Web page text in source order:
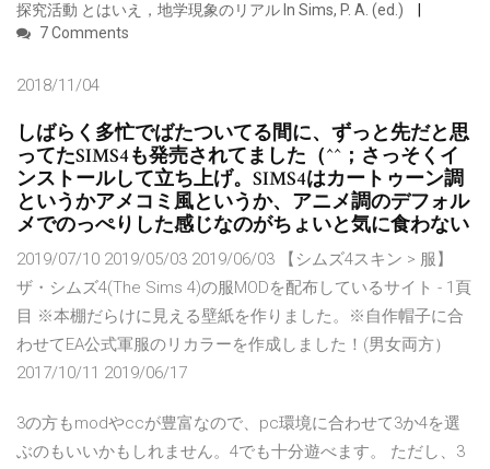
探究活動 とはいえ，地学現象のリアル In Sims, P. A. (ed.)
7 Comments
2018/11/04
しばらく多忙でばたついてる間に、ずっと先だと思
ってたSIMS4も発売されてました（^^；さっそくイ
ンストールして立ち上げ。SIMS4はカートゥーン調
というかアメコミ風というか、アニメ調のデフォル
メでのっぺりした感じなのがちょいと気に食わない
2019/07/10 2019/05/03 2019/06/03 【シムズ4スキン > 服】
ザ・シムズ4(The Sims 4)の服MODを配布しているサイト - 1頁
目 ※本棚だらけに見える壁紙を作りました。※自作帽子に合
わせてEA公式軍服のリカラーを作成しました！(男女両方）
2017/10/11 2019/06/17
3の方もmodやccが豊富なので、pc環境に合わせて3か4を選
ぶのもいいかもしれません。4でも十分遊べます。 ただし、3